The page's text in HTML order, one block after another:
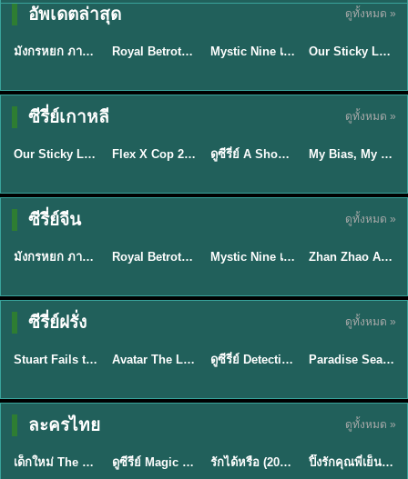
อัพเดตล่าสุด ดูทั้งหมด »
★8
พากย์ไทย
มังกรหยก ภาคมารบูรพาและพิษประจิม Duel on Mount Hua พากย์ไทย ★9 Royal Betrothal (2026) สัญญาวิวาห์แห่งราชวงศ์ พากย์ไทย ซับไทย EP1-32 ★9
พากย์ไทย/ซับ
Mystic Nine เก้าสกุล (2026) พากย์ไทย ซับไทย EP.1-30 ★6
ซับไทย
Our Sticky Love รักติดหนึบ (2026) พากย์ไทย ซับไทย EP.1-12
ซีรี่ย์เกาหลี ดูทั้งหมด »
★6
ซับไทย
Our Sticky Love รักติดหนึบ (2026) พากย์ไทย ซับไทย EP.1-12 ★8 Flex X Cop 2 คุณชายสายสืบ ซีซั่น 2 (2026) พากย์ไทย ซับไทย EP.1-14 ★8 EP.16ดูซีรี่ย์ A Shop for Killers 2 ร้านลับนักฆ่า ซีซัน 2 (2026) ซับไทย-พากย์ไทย
ซับไทย
My Bias, My Boss เมื่อเมนฉันเป็นประธานบริษัท (2026) พากย์ไทย ซับไทย EP.1-12
ซีรี่ย์จีน ดูทั้งหมด »
★8
พากย์ไทย
มังกรหยก ภาคมารบูรพาและพิษประจิม Duel on Mount Hua พากย์ไทย ★9 Royal Betrothal (2026) สัญญาวิวาห์แห่งราชวงศ์ พากย์ไทย ซับไทย EP1-32 ★9 Mystic Nine เก้าสกุล (2026) พากย์ไทย ซับไทย EP.1-30 ★5
พากย์ไทย
Zhan Zhao Adventures จั่นเจาตะลุยยุทธภพ (2026) พากย์ไทย ซับไทย EP.1-37 (จบ)
ซีรี่ย์ฝรั่ง ดูทั้งหมด »
★9.3
พากย์ไทย
Stuart Fails to Save the Universe สจ๊วตล่มแผนกู้จักรวาล (2026) พากย์ไทย ซับไทย EP.1-10 ★7.8 EP.7Avatar The Last Airbender 2 เณรน้อยเจ้าอภินิหาร พากย์ไทย EP.9ดูซีรี่ย์ Detective Hole (2026) พากย์ไทย HD ฟรี อัปเดตล่าสุด Netflix EP.8
พากย์ไทย
Paradise Season 2 (2026) พากย์ไทย EP1-8 ดูซีรี่ย์ฝรั่ง HD ครบทุกตอน
ละครไทย ดูทั้งหมด »
★ 8 EP.6
พากย์ไทย
เด็กใหม่ The Reset 2026 EP1-6 พากย์ไทย ดูซีรี่ย์ Netflix ล่าสุด HD ดูซีรีย์ Magic Move (2026) ทำนายทายรัก Thai EP.1-10 HD รักได้หรือ (2026) YOUNG Let's Begin Again พากย์ไทย EP.1-19 ★8
พากย์ไทย
ปิ๊งรักคุณพี่เย็นชา (2026) Frozen Valentine EP.1-10 (จบ)